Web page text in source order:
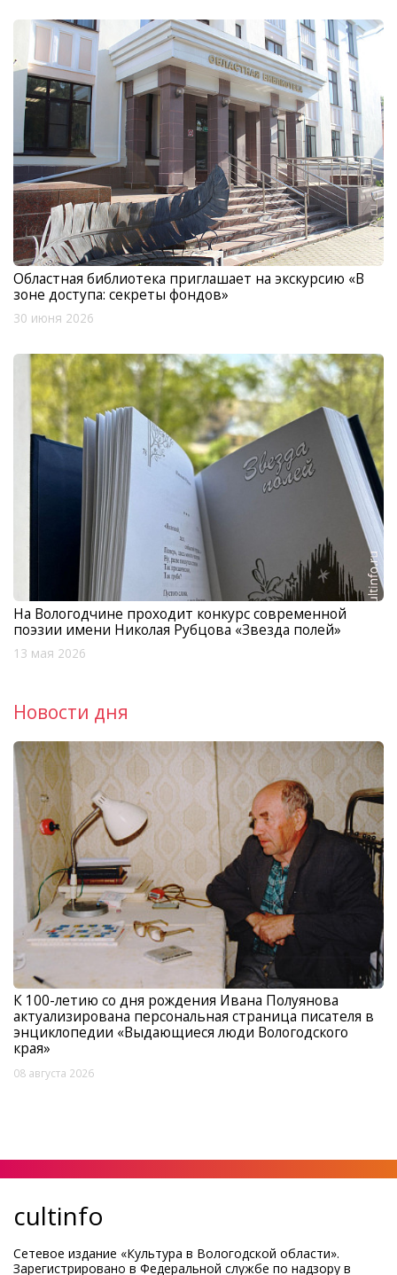
Областная библиотека приглашает на экскурсию «В
зоне доступа: секреты фондов»
30 июня 2026
На Вологодчине проходит конкурс современной
поэзии имени Николая Рубцова «Звезда полей»
13 мая 2026
Новости дня
К 100-летию со дня рождения Ивана Полуянова
актуализирована персональная страница писателя в
энциклопедии «Выдающиеся люди Вологодского
края»
08 августа 2026
cultinfo
Сетевое издание «Культура в Вологодской области».
Зарегистрировано в Федеральной службе по надзору в